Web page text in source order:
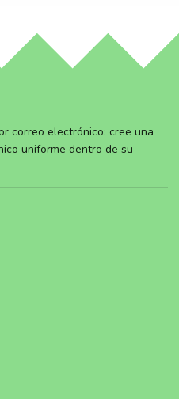
correo electrónico: cree una
uniforme dentro de su